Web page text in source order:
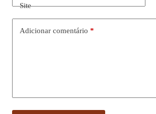
Site
Adicionar comentário *